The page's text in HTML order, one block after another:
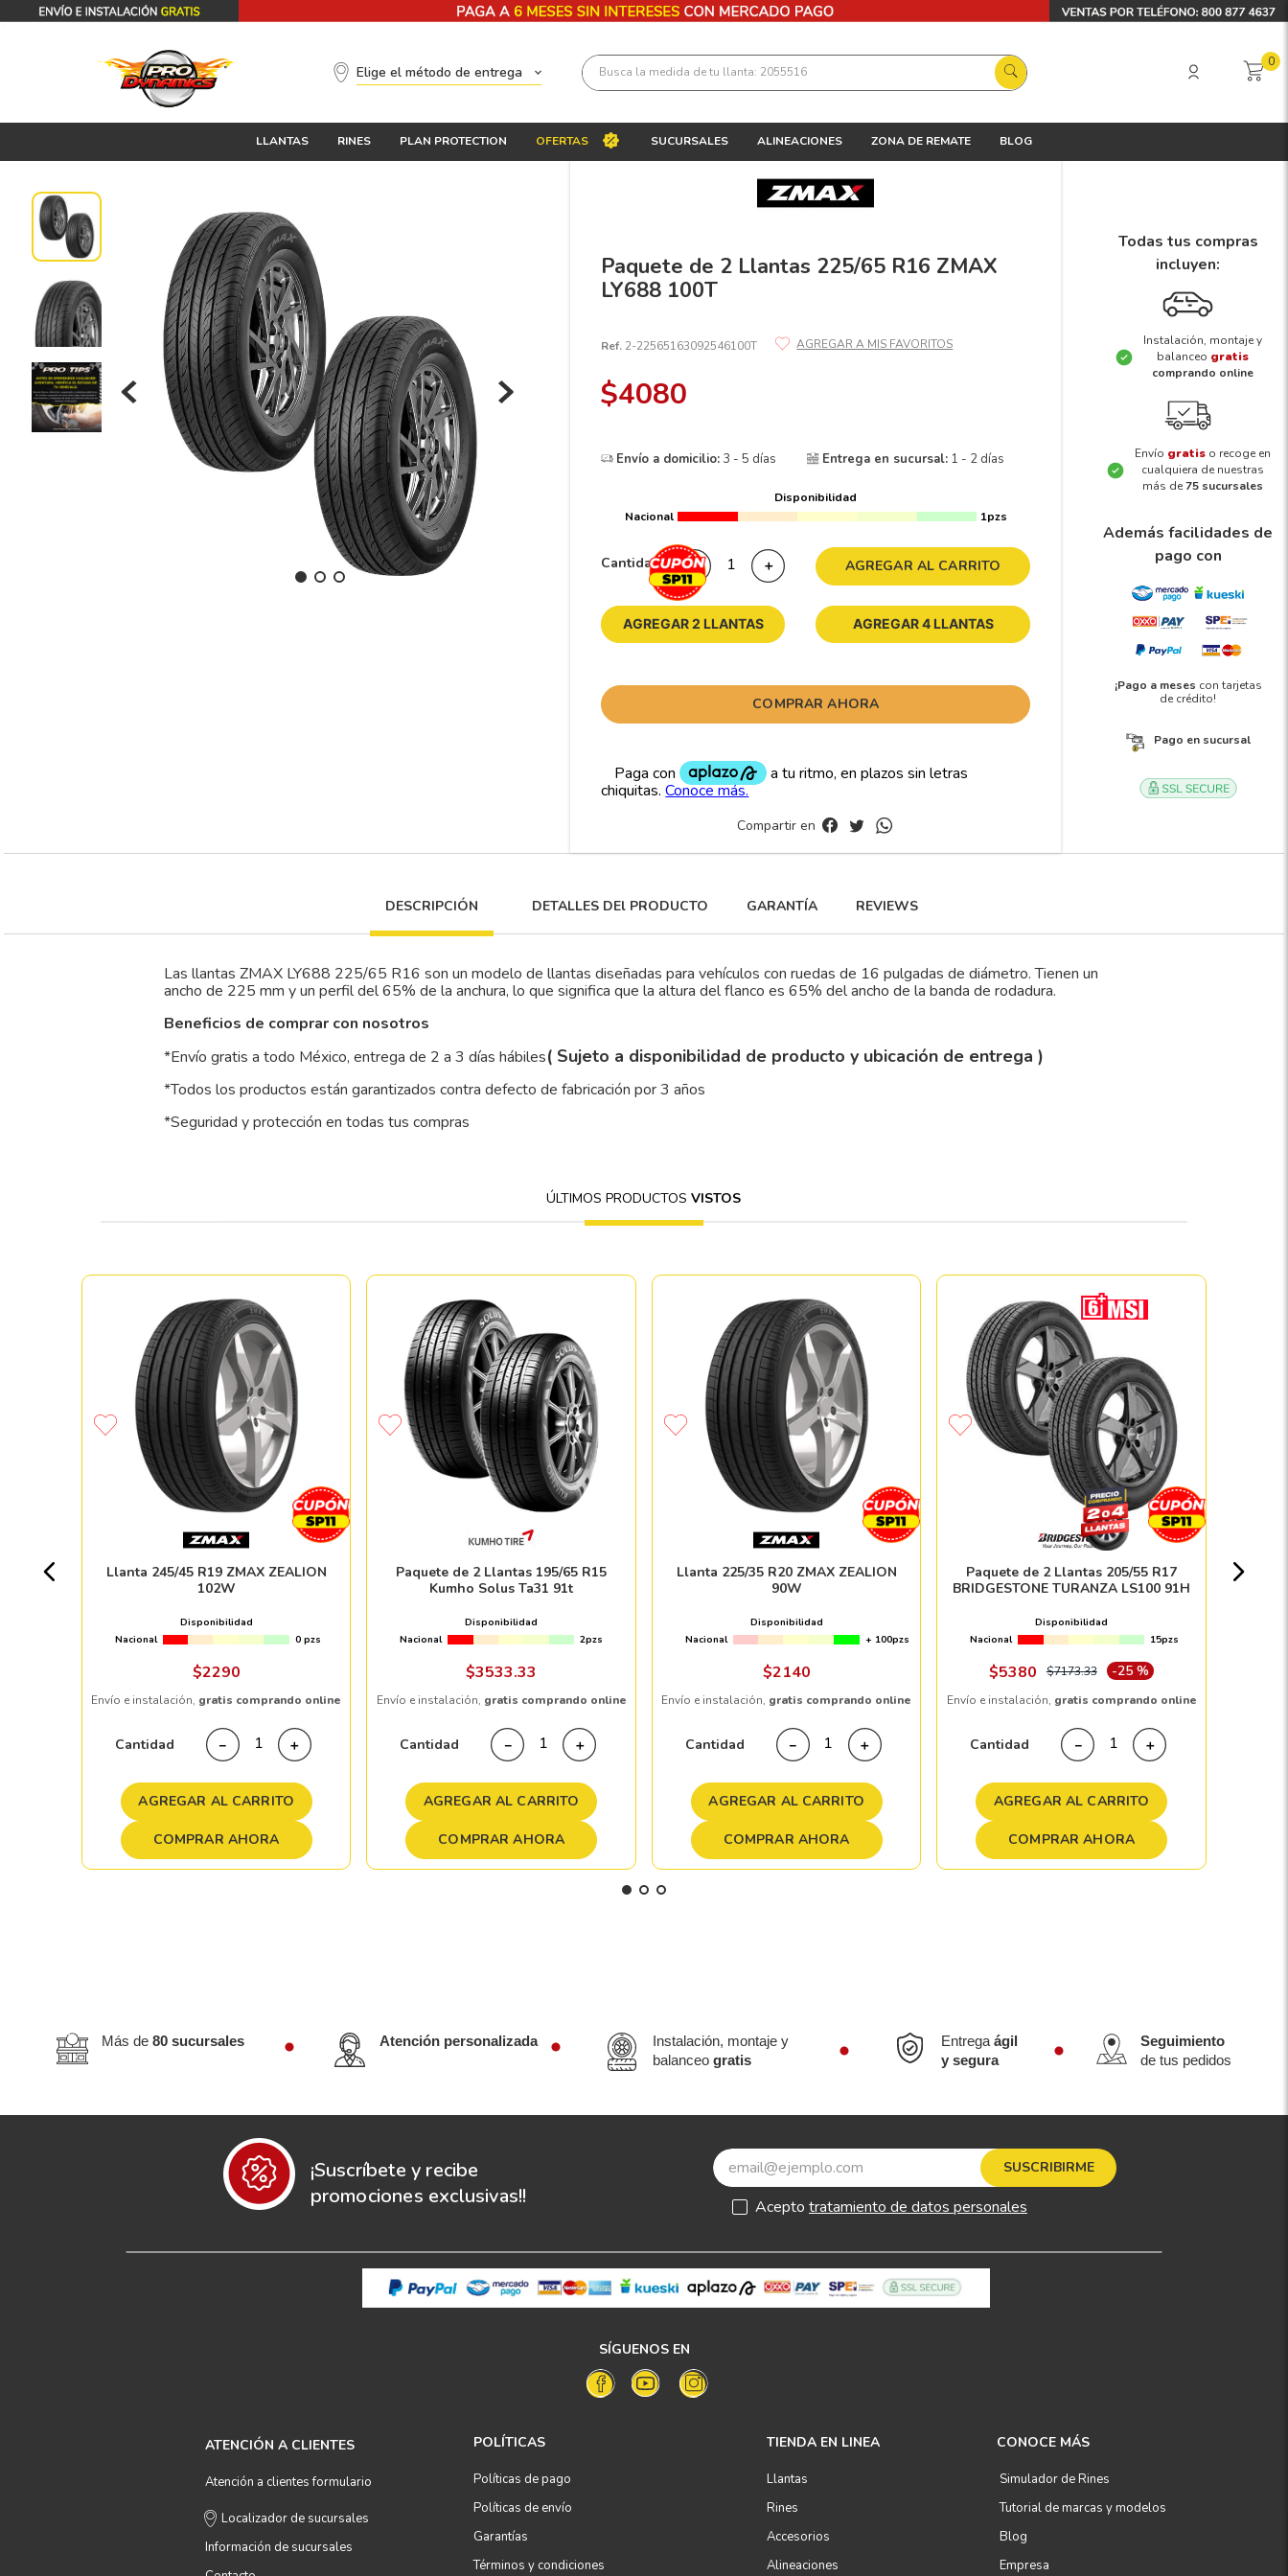
Elige el método de entrega Busca la medida de tu llanta: 2055516 0
LLANTAS RINES PLAN PROTECTION OFERTAS SUCURSALES ALINEACIONES ZONA DE REMATE BLOG
Paquete de 2 Llantas 225/65 R16 ZMAX
LY688 100T
Ref. 2-22565163092546100T
$4080
Envío a domicilio:3 - 5 días Entrega en sucursal: 1 - 2 días
Disponibilidad
Nacional
1pzs
Cantidad ＋
－ AGREGAR AL CARRITO
AGREGAR 2 LLANTAS AGREGAR 4 LLANTAS
COMPRAR AHORA
Compartir en
Todas tus compras
incluyen:
Instalación, montaje y
balanceo gratis
comprando online
Envío gratis o recoge en
cualquiera de nuestras
más de75 sucursales
Además facilidades de
pago con
¡Pago a meses con tarjetas
de crédito!
Pago en sucursal
DESCRIPCIÓN DETALLES DEl PRODUCTO GARANTÍA REVIEWS
Las llantas ZMAX LY688 225/65 R16 son un modelo de llantas diseñadas para vehículos con ruedas de 16 pulgadas de diámetro. Tienen un
ancho de 225 mm y un perfil del 65% de la anchura, lo que significa que la altura del flanco es 65% del ancho de la banda de rodadura.
Beneficios de comprar con nosotros
*Envío gratis a todo México, entrega de 2 a 3 días hábiles( Sujeto a disponibilidad de producto y ubicación de entrega )
*Todos los productos están garantizados contra defecto de fabricación por 3 años
*Seguridad y protección en todas tus compras
ÚLTIMOS PRODUCTOSVISTOS
Llanta 245/45 R19 ZMAX ZEALION
102W
Disponibilidad
Nacional
0 pzs
$2290
Envío e instalación, gratis comprando online
Cantidad ＋
－
AGREGAR AL CARRITO
COMPRAR AHORA
Paquete de 2 Llantas 195/65 R15
Kumho Solus Ta31 91t
Disponibilidad
Nacional
2pzs
$3533.33
Envío e instalación, gratis comprando online
Cantidad ＋
－
AGREGAR AL CARRITO
COMPRAR AHORA
Llanta 225/35 R20 ZMAX ZEALION
90W
Disponibilidad
Nacional
+ 100pzs
$2140
Envío e instalación, gratis comprando online
Cantidad ＋
－
AGREGAR AL CARRITO
COMPRAR AHORA
Paquete de 2 Llantas 205/55 R17
BRIDGESTONE TURANZA LS100 91H
Disponibilidad
Nacional
15pzs
$5380 $7173.33 -25 %
Envío e instalación, gratis comprando online
Cantidad ＋
－
AGREGAR AL CARRITO
COMPRAR AHORA
Más de 80 sucursales Atención personalizada
Instalación, montaje y
balanceogratis
Entregaágil
y segura
Seguimiento
de tus pedidos
¡Suscríbete y recibe
promociones exclusivas!!
SUSCRIBIRME
Acepto tratamiento de datos personales
SÍGUENOS EN
ATENCIÓN A CLIENTES
Atención a clientes formulario
Localizador de sucursales
Información de sucursales
POLÍTICAS
Políticas de pago
Políticas de envío
Garantías
Términos y condiciones
TIENDA EN LINEA
Llantas
Rines
Accesorios
Alineaciones
CONOCE MÁS
Simulador de Rines
Tutorial de marcas y modelos
Blog
Empresa
Términos más buscados
195 65 15